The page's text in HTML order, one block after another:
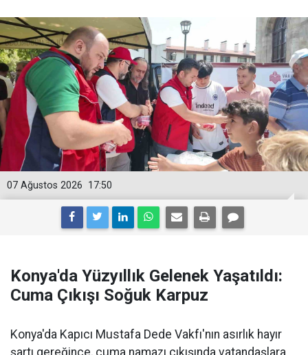
17:50
07 Ağustos 2026
Konya'da Yüzyıllık Gelenek Yaşatıldı:
Cuma Çıkışı Soğuk Karpuz
Konya'da Kapıcı Mustafa Dede Vakfı'nın asırlık hayır